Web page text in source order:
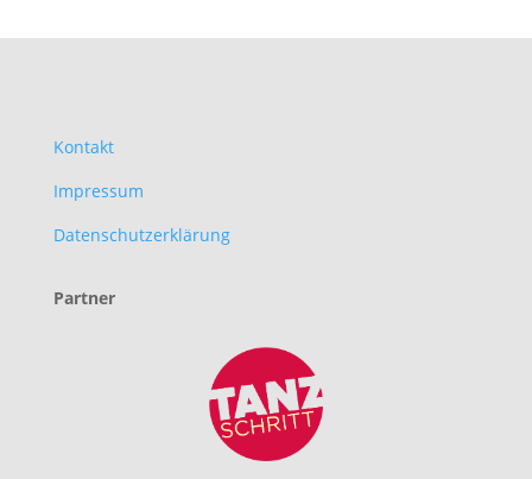
Kontakt
Impressum
Datenschutzerklärung
Partner